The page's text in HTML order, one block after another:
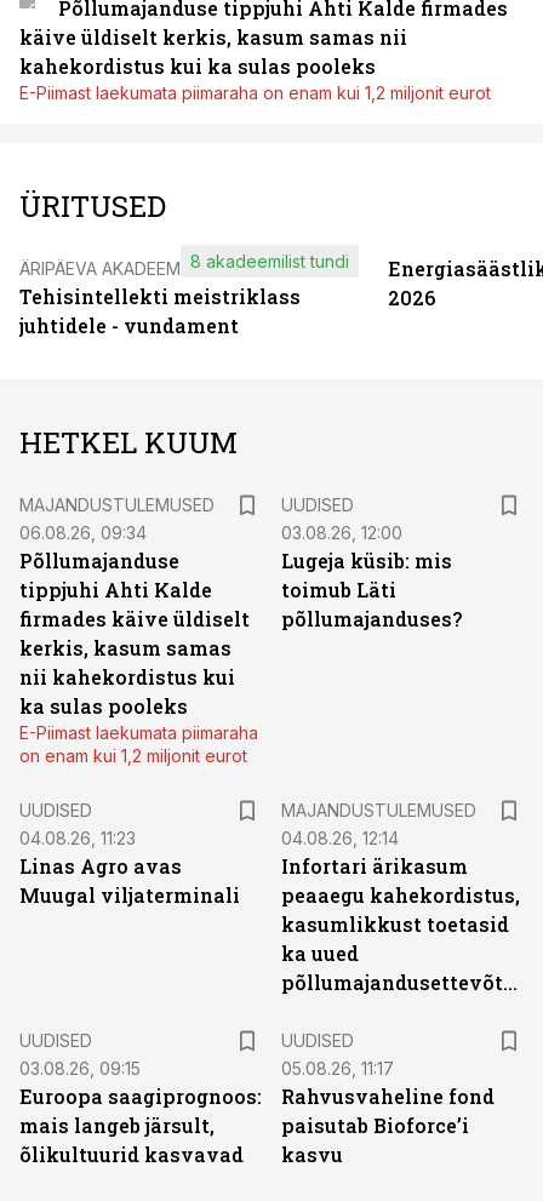
Põllumajanduse tippjuhi Ahti Kalde firmades
käive üldiselt kerkis, kasum samas nii
kahekordistus kui ka sulas pooleks
E-Piimast laekumata piimaraha on enam kui 1,2 miljonit eurot
ÜRITUSED
ÄRIPÄEVA AKADEEMIA
Tehisintellekti meistriklass
juhtidele - vundament
8 akadeemilist tundi
2026
HETKEL KUUM
MAJANDUSTULEMUSED
06.08.26, 09:34
Põllumajanduse
tippjuhi Ahti Kalde
firmades käive üldiselt
kerkis, kasum samas
nii kahekordistus kui
ka sulas pooleks
E-Piimast laekumata piimaraha
on enam kui 1,2 miljonit eurot
UUDISED
03.08.26, 12:00
Lugeja küsib: mis
toimub Läti
põllumajanduses?
UUDISED
04.08.26, 11:23
Linas Agro avas
Muugal viljaterminali
MAJANDUSTULEMUSED
04.08.26, 12:14
Infortari ärikasum
peaaegu kahekordistus,
kasumlikkust toetasid
ka uued
põllumajandusettevõtted
UUDISED
03.08.26, 09:15
Euroopa saagiprognoos:
mais langeb järsult,
õlikultuurid kasvavad
UUDISED
05.08.26, 11:17
Rahvusvaheline fond
paisutab Bioforce’i
kasvu